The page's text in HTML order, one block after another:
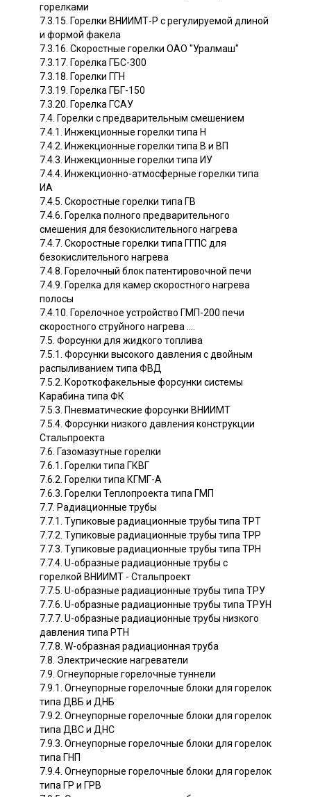
горелками
7.3.15. Горелки ВНИИМТ-Р с регулируемой длиной
и формой факела
7.3.16. Скоростные горелки ОАО "Уралмаш"
7.3.17. Горелка ГБС-300
7.3.18. Горелки ГГН
7.3.19. Горелка ГБГ-150
7.3.20. Горелка ГСАУ
7.4. Горелки с предварительным смешением
7.4.1. Инжекционные горелки типа Н
7.4.2. Инжекционные горелки типа В и ВП
7.4.3. Инжекционные горелки типа ИУ
7.4.4. Инжекционно-атмосферные горелки типа
ИА
7.4.5. Скоростные горелки типа ГВ
7.4.6. Горелка полного предварительного
смешения для безокислительного нагрева
7.4.7. Скоростные горелки типа ГГПС для
безокислительного нагрева
7.4.8. Горелочный блок патентировочной печи
7.4.9. Горелка для камер скоростного нагрева
полосы
7.4.10. Горелочное устройство ГМП-200 печи
скоростного струйного нагрева ....
7.5. Форсунки для жидкого топлива
7.5.1. Форсунки высокого давления с двойным
распыливанием типа ФВД
7.5.2. Короткофакельные форсунки системы
Карабина типа ФК
7.5.3. Пневматические форсунки ВНИИМТ
7.5.4. Форсунки низкого давления конструкции
Стальпроекта
7.6. Газомазутные горелки
7.6.1. Горелки типа ГКВГ
7.6.2. Горелки типа КГМГ-А
7.6.3. Горелки Теплопроекта типа ГМП
7.7. Радиационные трубы
7.7.1. Тупиковые радиационные трубы типа ТРТ
7.7.2. Тупиковые радиационные трубы типа ТРР
7.7.3. Тупиковые радиационные трубы типа ТРН
7.7.4. U-образные радиационные трубы с
горелкой ВНИИМТ - Стальпроект
7.7.5. U-образные радиационные трубы типа ТРУ
7.7.6. U-образные радиационные трубы типа ТРУН
7.7.7. U-образные радиационные трубы низкого
давления типа РТН
7.7.8. W-образная радиационная труба
7.8. Электрические нагреватели
7.9. Огнеупорные горелочные туннели
7.9.1. Огнеупорные горелочные блоки для горелок
типа ДВБ и ДНБ
7.9.2. Огнеупорные горелочные блоки для горелок
типа ДВС и ДНС
7.9.3. Огнеупорные горелочные блоки для горелок
типа ГНП
7.9.4. Огнеупорные горелочные блоки для горелок
типа ГР и ГРВ